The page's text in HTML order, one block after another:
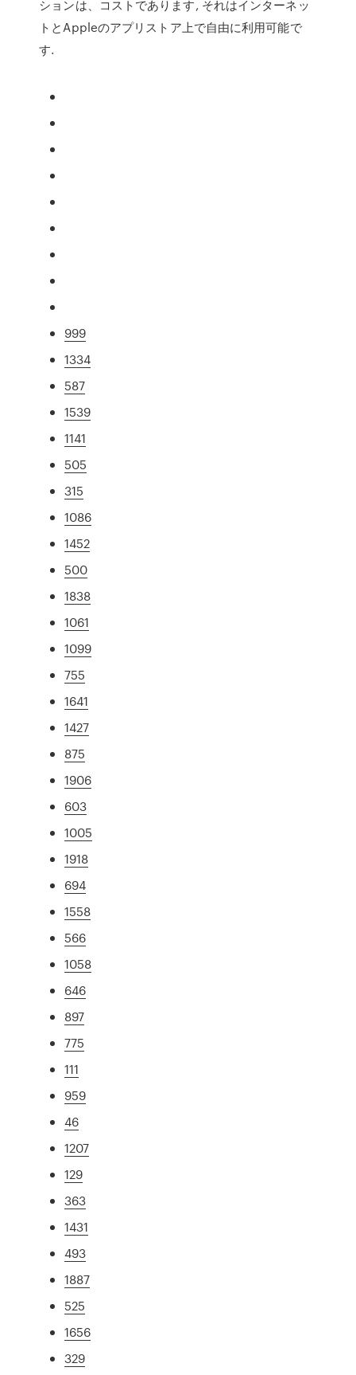
ションは、コストであります, それはインターネッ
トとAppleのアプリストア上で自由に利用可能で
す.
999
1334
587
1539
1141
505
315
1086
1452
500
1838
1061
1099
755
1641
1427
875
1906
603
1005
1918
694
1558
566
1058
646
897
775
111
959
46
1207
129
363
1431
493
1887
525
1656
329